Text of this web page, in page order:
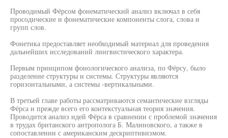
Проводимый Фёрсом фонематический анализ включал в себя
просодические и фонематические компоненты слога, слова и
групп слов.
Фонетика предоставляет необходимый материал для проведения
дальнейших исследований лингвистического характера.
Первым принципом фонологического анализа, по Фёрсу, было
разделение структуры и системы. Структуры являются
горизонтальными, а системы -вертикальными.
В третьей главе работы рассматриваются семантические взгляды
Фёрса и прежде всего его контекстуальная теория значения.
Проводится анализ идей Фёрса в сравнении с проблемой значения
в трудах британского антрополога Б. Малиновского, а также в
сопоставлении с американским дескриптивизмом.